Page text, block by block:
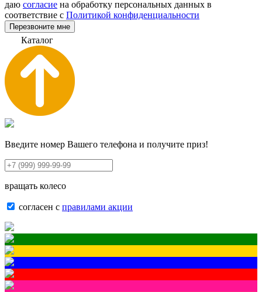
даю согласие на обработку персональных данных в
соответствие с Политикой конфиденциальности
Перезвоните мне
Каталог
Введите номер Вашего телефона и получите приз!
вращать колесо
согласен с правилами акции